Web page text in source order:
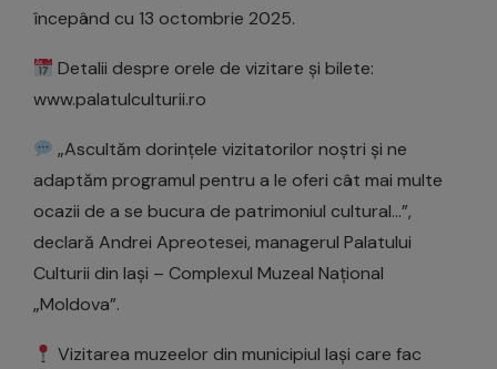
începând cu 13 octombrie 2025.
Detalii despre orele de vizitare și bilete:
www.palatulculturii.ro
„Ascultăm dorințele vizitatorilor noștri și ne
adaptăm programul pentru a le oferi cât mai multe
ocazii de a se bucura de patrimoniul cultural…”,
declară Andrei Apreotesei, managerul Palatului
Culturii din Iași – Complexul Muzeal Național
„Moldova”.
Vizitarea muzeelor din municipiul Iași care fac